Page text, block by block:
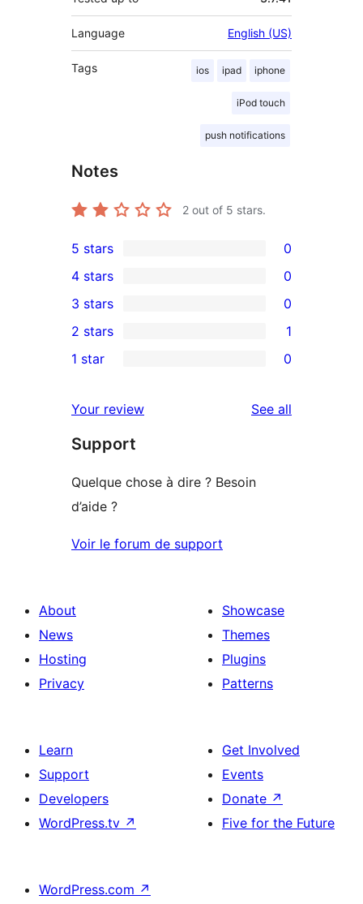
Language English (US)
Tags ios ipad iphone
iPod touch
push notifications
Notes
2 out of 5 stars.
0
5-
star
reviews
5 stars 0
4-
star
reviews
4 stars 0
0
3-
star
3 stars 0
2-
review
2 stars 1
star
reviews
1 star 0
Your review See all
Support
Quelque chose à dire ? Besoin
d’aide ?
Voir le forum de support
About
News
Hosting
Privacy
Showcase
Themes
Plugins
Patterns
Learn
Support
Developers
WordPress.tv ↗
Get Involved
Events
Donate ↗
Five for the Future
WordPress.com ↗